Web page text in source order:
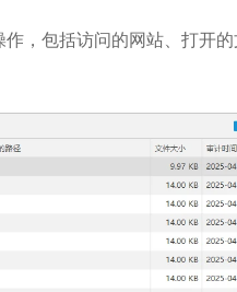
，包括访问的网站、打开的